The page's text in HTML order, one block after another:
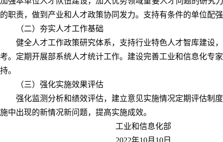
的职责，做到产业和人才政策协同发力。支持有条件的单位配
（二）夯实人才工作基础
健全人才工作政策研究体系，支持行业特色人才智库建设
考。定期开展部系统人才统计工作。建设完善工业和信息化专
持。
（三）强化实施效果评估
强化监测分析和绩效评估，建立意见实施情况定期评估制
施中出现的新情况新问题，提高实施成效。
工业和信息化部
2022年10月10日